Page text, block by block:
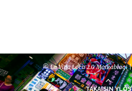
© La Vida Loca 2.0 Matkablogi |
TAKAISIN YLÖS